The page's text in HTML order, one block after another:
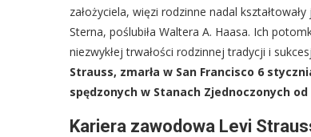
założyciela, więzi rodzinne nadal
Sterna, poślubiła Waltera A. Haasa. Ich
niezwykłej trwałości rodzinnej tradycji i
Strauss, zmarła w San Francisco 6
spędzonych w Stanach Zjednoczonych
Kariera zawodowa Levi